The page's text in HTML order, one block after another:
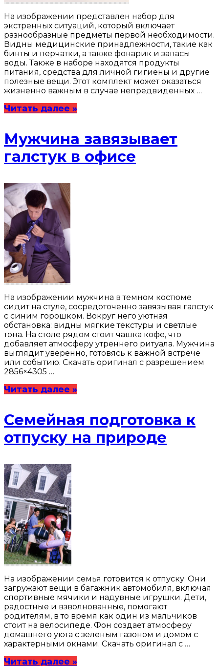
На изображении представлен набор для
экстренных ситуаций, который включает
разнообразные предметы первой необходимости.
Видны медицинские принадлежности, такие как
бинты и перчатки, а также фонарик и запасы
воды. Также в наборе находятся продукты
питания, средства для личной гигиены и другие
полезные вещи. Этот комплект может оказаться
жизненно важным в случае непредвиденных …
Читать далее »
Мужчина завязывает
галстук в офисе
На изображении мужчина в темном костюме
сидит на стуле, сосредоточенно завязывая галстук
с синим горошком. Вокруг него уютная
обстановка: видны мягкие текстуры и светлые
тона. На столе рядом стоит чашка кофе, что
добавляет атмосферу утреннего ритуала. Мужчина
выглядит уверенно, готовясь к важной встрече
или событию. Скачать оригинал с разрешением
2856×4305 …
Читать далее »
Семейная подготовка к
отпуску на природе
На изображении семья готовится к отпуску. Они
загружают вещи в багажник автомобиля, включая
спортивные мячики и надувные игрушки. Дети,
радостные и взволнованные, помогают
родителям, в то время как один из мальчиков
стоит на велосипеде. Фон создает атмосферу
домашнего уюта с зеленым газоном и домом с
характерными окнами. Скачать оригинал с …
Читать далее »